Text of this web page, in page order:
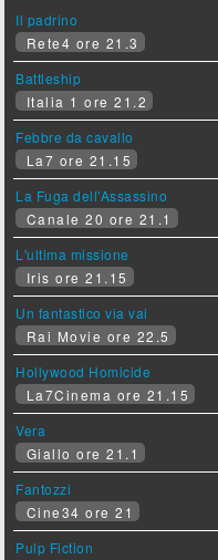
Il padrino
Rete4 ore 21.3
Battleship
Italia 1 ore 21.2
Febbre da cavallo
La7 ore 21.15
La Fuga dell'Assassino
Canale 20 ore 21.1
L'ultima missione
Iris ore 21.15
Un fantastico via vai
Rai Movie ore 22.5
Hollywood Homicide
La7Cinema ore 21.15
Vera
Giallo ore 21.1
Fantozzi
Cine34 ore 21
Pulp Fiction